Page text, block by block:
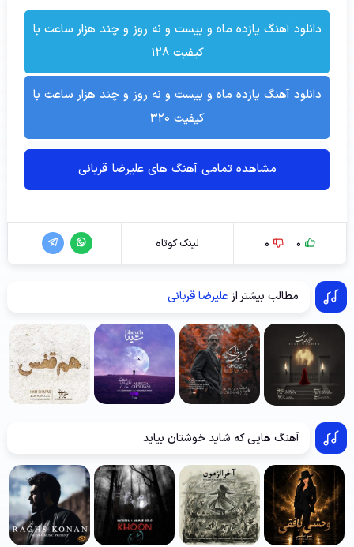
دانلود آهنگ یازده ماه و بیست و نه روز و چند هزار ساعت با
کیفیت ۱۲۸
دانلود آهنگ یازده ماه و بیست و نه روز و چند هزار ساعت با
کیفیت ۳۲۰
مشاهده تمامی آهنگ های علیرضا قربانی
0
0 لینک کوتاه
مطالب بیشتر ازعلیرضا قربانی
آهنگ هایی که شاید خوشتان بیاید